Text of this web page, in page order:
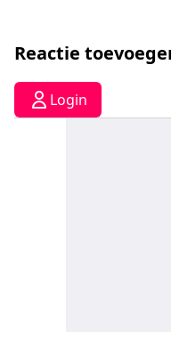
Reactie
Login